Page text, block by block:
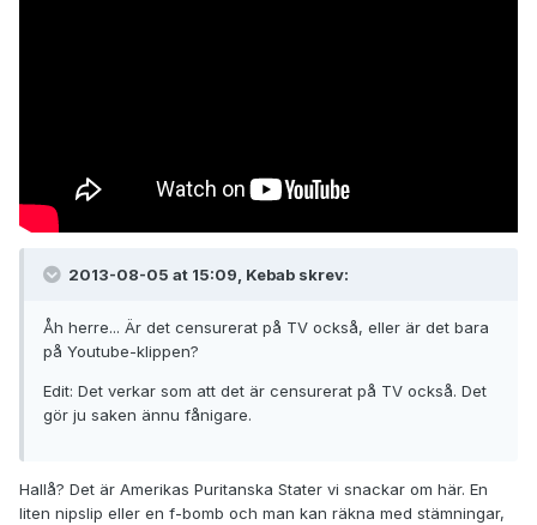
2013-08-05 at 15:09, Kebab skrev:
Åh herre... Är det censurerat på TV också, eller är det bara
på Youtube-klippen?
Edit: Det verkar som att det är censurerat på TV också. Det
gör ju saken ännu fånigare.
Hallå? Det är Amerikas Puritanska Stater vi snackar om här. En
liten nipslip eller en f-bomb och man kan räkna med stämningar,